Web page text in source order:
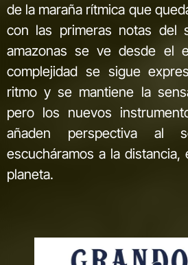
de la maraña rítmica que
con las primeras notas del
amazonas se ve desde el
complejidad se sigue
ritmo y se mantiene la
pero los nuevos
añaden perspectiva al
escucháramos a la distancia,
planeta.